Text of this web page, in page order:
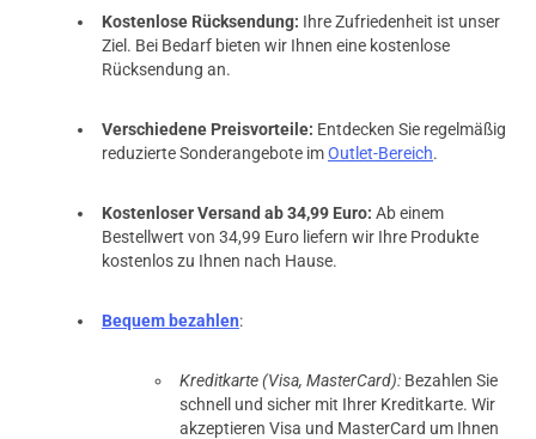
Kostenlose Rücksendung: Ihre Zufriedenheit ist unser
Ziel. Bei Bedarf bieten wir Ihnen eine kostenlose
Rücksendung an.
Verschiedene Preisvorteile: Entdecken Sie regelmäßig
reduzierte Sonderangebote imOutlet-Bereich.
Kostenloser Versand ab 34,99 Euro: Ab einem
Bestellwert von 34,99 Euro liefern wir Ihre Produkte
kostenlos zu Ihnen nach Hause.
Bequem bezahlen:
Kreditkarte (Visa, MasterCard): Bezahlen Sie
schnell und sicher mit Ihrer Kreditkarte. Wir
akzeptieren Visa und MasterCard um Ihnen